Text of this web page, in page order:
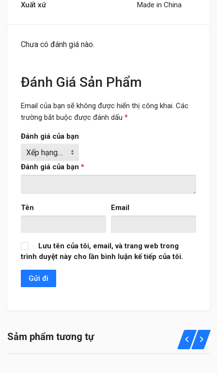
Xuất xứ Made in China
Chưa có đánh giá nào.
Đánh Giá Sản Phẩm
Email của bạn sẽ không được hiển thị công khai. Các
trường bắt buộc được đánh dấu *
Đánh giá của bạn
Đánh giá của bạn *
Tên Email
Lưu tên của tôi, email, và trang web trong
trình duyệt này cho lần bình luận kế tiếp của tôi.
Sảm phẩm tương tự